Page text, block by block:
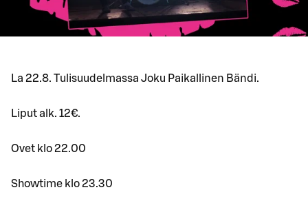
La 22.8. Tulisuudelmassa Joku Paikallinen Bändi.
Liput alk. 12€.
Ovet klo 22.00
Showtime klo 23.30